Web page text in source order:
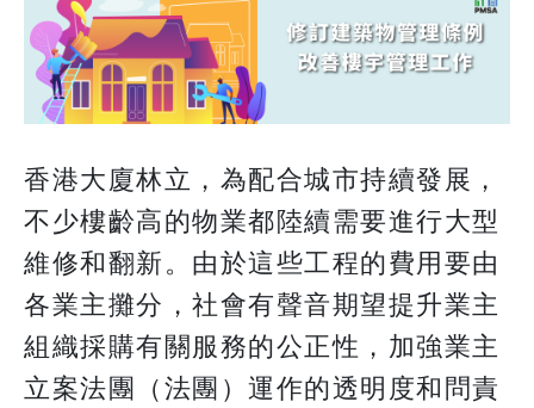
香港大廈林立，為配合城市持續發展，
不少樓齡高的物業都陸續需要進行大型
維修和翻新。由於這些工程的費用要由
各業主攤分，社會有聲音期望提升業主
組織採購有關服務的公正性，加強業主
立案法團（法團）運作的透明度和問責